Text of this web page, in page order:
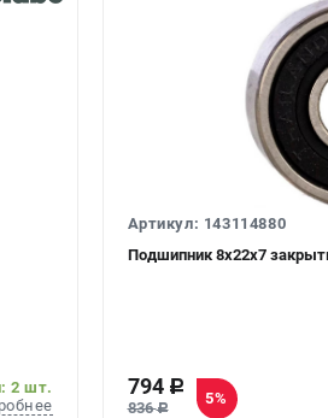
2 шт.
Артикул: 143114880
Подшипник 8х22х7
794 c
836c
5%